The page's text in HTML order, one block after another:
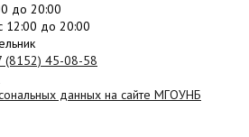
до 20:00
12:00 до 20:00
(8152) 45-08-58
данных на сайте МГОУНБ